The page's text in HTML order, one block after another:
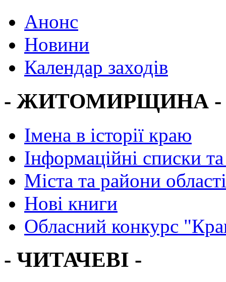
Анонс
Новини
Календар заходів
- ЖИТОМИРЩИНА -
Імена в історії краю
Інформаційні списки
Міста та райони області
Нові книги
Обласний конкурс
- ЧИТАЧЕВІ -